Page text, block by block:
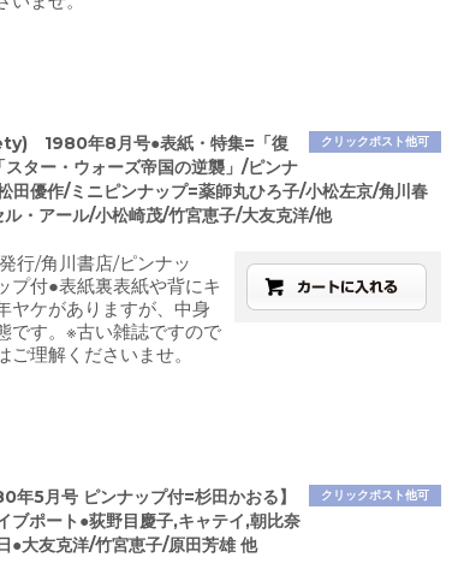
クリックポスト他可
1980年8月号●表紙・特集=「復
ター・ウォーズ帝国の逆襲」/ピンナ
田優作/ミニピンナップ=薬師丸ひろ子/小松左京/角川春
・アール/小松崎茂/竹宮恵子/大友克洋/他
行/角川書店/ピンナッ
プ付●表紙裏表紙や背にキ
ヤケがありますが、中身
です。※古い雑誌ですので
ご理解くださいませ。
クリックポスト他可
年5月号 ピンナップ付=杉田かおる】
ブポート●荻野目慶子,キャテイ,朝比奈
●大友克洋/竹宮恵子/原田芳雄 他